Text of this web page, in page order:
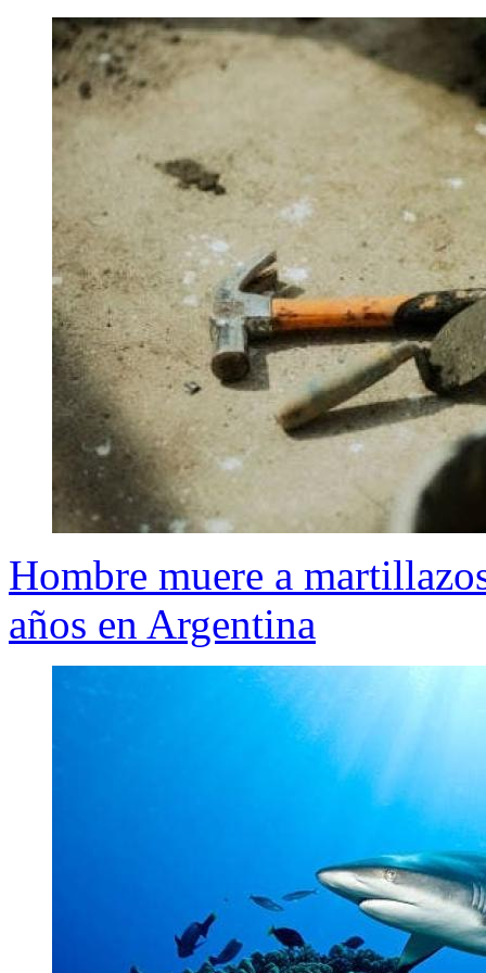
Hombre muere a
años en Argentina